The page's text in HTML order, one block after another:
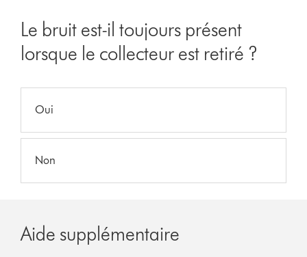
Le bruit est-il toujours présent
lorsque le collecteur est retiré ?
Oui
Non
Aide supplémentaire